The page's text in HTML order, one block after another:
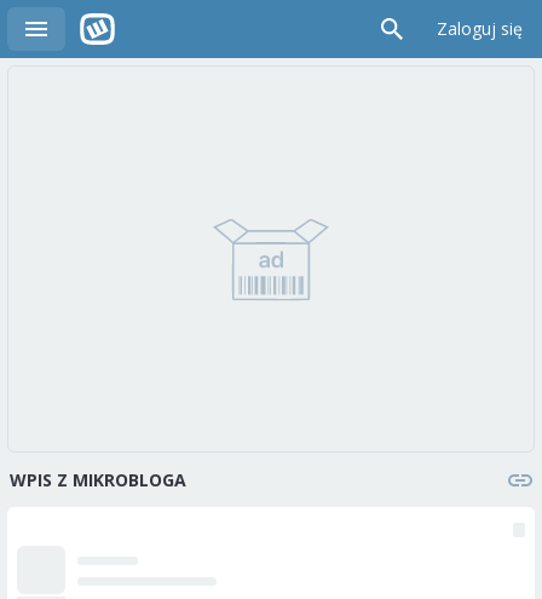
Zaloguj się
WPIS Z MIKROBLOGA